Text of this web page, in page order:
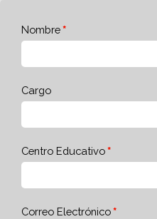
Nombre
Cargo
Centro Educativo
Correo Electrónico